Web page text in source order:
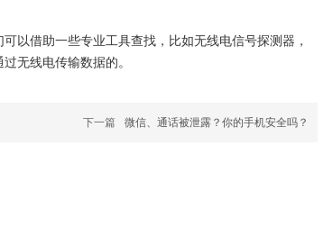
以借助一些专业工具查找，比如无线电信号探测器，
无线电传输数据的。
下一篇 微信、通话被泄露？你的手机安全吗？